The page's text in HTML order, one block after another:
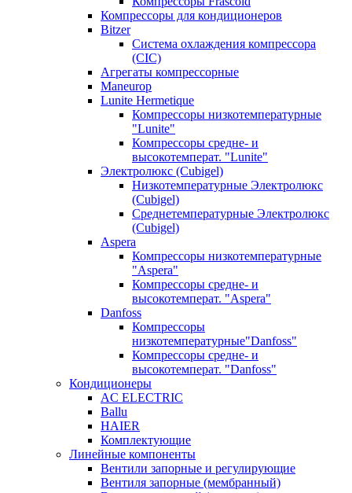
Компрессоры для кондиционеров
Bitzer
Система охлаждения компрессора
(CIC)
Агрегаты компрессорные
Maneurop
Lunite Hermetique
Компрессоры низкотемпературные
"Lunite"
Компрессоры средне- и
высокотемперат. "Lunite"
Электролюкс (Cubigel)
Низкотемпературные Электролюкс
(Cubigel)
Среднетемпературные Электролюкс
(Cubigel)
Aspera
Компрессоры низкотемпературные
"Aspera"
Компрессоры средне- и
высокотемперат. "Aspera"
Danfoss
Компрессоры
низкотемпературные"Danfoss"
Компрессоры средне- и
высокотемперат. "Danfoss"
Кондиционеры
AC ELECTRIC
Ballu
HAIER
Комплектующие
Линейные компоненты
Вентили запорные и регулирующие
Вентиля запорные (мембранный)